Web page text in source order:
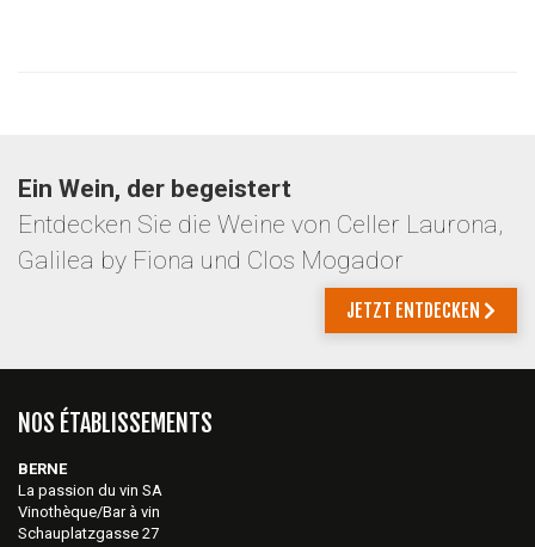
Ein Wein, der begeistert
Entdecken Sie die Weine von Celler Laurona,
Galilea by Fiona und Clos Mogador
JETZT ENTDECKEN
NOS ÉTABLISSEMENTS
BERNE
La passion du vin SA
Vinothèque/Bar à vin
Schauplatzgasse 27